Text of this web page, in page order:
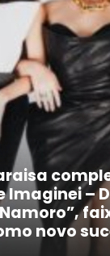
Imaginei –
novo